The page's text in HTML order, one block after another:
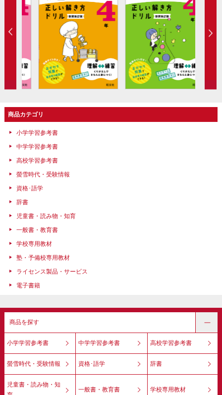
商品カテゴリ
小学学習参考書
中学学習参考書
高校学習参考書
螢雪時代・受験情報
資格･語学
辞書
児童書・読み物・知育
一般書・教育書
学校専用教材
塾・予備校専用教材
ライセンス製品・サービス
電子書籍
商品を探す
小学学習参考書 中学学習参考書 高校学習参考書
螢雪時代・受験情報 資格･語学 辞書
児童書・読み物・知
一般書・教育書 学校専用教材